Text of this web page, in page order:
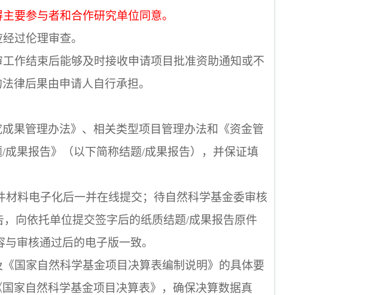
要参与者和合作研究单位同意。
过伦理审查。
作结束后能够及时接收申请项目批准资助通知或不
律后果由申请人自行承担。
果管理办法》、相关类型项目管理办法和《资金管
/成果报告》（以下简称结题/成果报告），并保证填
材料电子化后一并在线提交；待自然科学基金委审核
，向依托单位提交签字后的纸质结题/成果报告原件
与审核通过后的电子版一致。
国家自然科学基金项目决算表编制说明》的具体要
家自然科学基金项目决算表》，确保决算数据真